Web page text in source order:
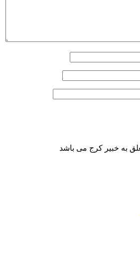
به خبیر کرج می باشد